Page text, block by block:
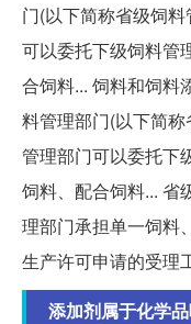
门(以下简称省级饲
可以委托下级饲料管
合饲料... 饲料和饲料
料管理部门(以下简
管理部门可以委托下
饲料、配合饲料... 省
理部门承担单一饲料
生产许可申请的受理
添加剂属于化学